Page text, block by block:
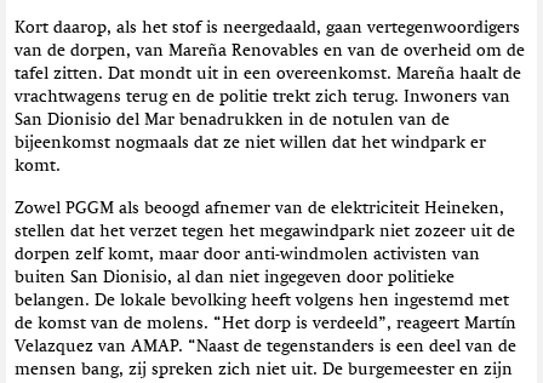
Kort daarop, als het stof is neergedaald, gaan vertegenwoordigers
van de dorpen, van Mareña Renovables en van de overheid om de
tafel zitten. Dat mondt uit in een overeenkomst. Mareña haalt de
vrachtwagens terug en de politie trekt zich terug. Inwoners van
San Dionisio del Mar benadrukken in de notulen van de
bijeenkomst nogmaals dat ze niet willen dat het windpark er
komt.
Zowel PGGM als beoogd afnemer van de elektriciteit Heineken,
stellen dat het verzet tegen het megawindpark niet zozeer uit de
dorpen zelf komt, maar door anti-windmolen activisten van
buiten San Dionisio, al dan niet ingegeven door politieke
belangen. De lokale bevolking heeft volgens hen ingestemd met
de komst van de molens. “Het dorp is verdeeld”, reageert Martín
Velazquez van AMAP. “Naast de tegenstanders is een deel van de
mensen bang, zij spreken zich niet uit. De burgemeester en zijn